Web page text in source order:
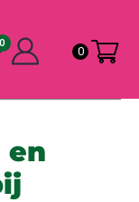
0
0
en